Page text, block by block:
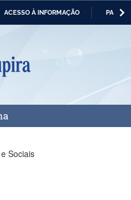
ACESSO À INFORMAÇÃO
Sociais